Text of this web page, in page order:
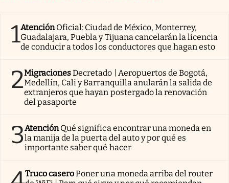
1AtenciónOficial: Ciudad de México, Monterrey,
Guadalajara, Puebla y Tijuana cancelarán la licencia
de conducir a todos los conductores que hagan esto
2MigracionesDecretado | Aeropuertos de Bogotá,
Medellín, Cali y Barranquilla anularán la salida de
extranjeros que hayan postergado la renovación
del pasaporte
3AtenciónQué significa encontrar una moneda en
la manija de la puerta del auto y por qué es
importante saber qué hacer
Truco caseroPoner una moneda arriba del router